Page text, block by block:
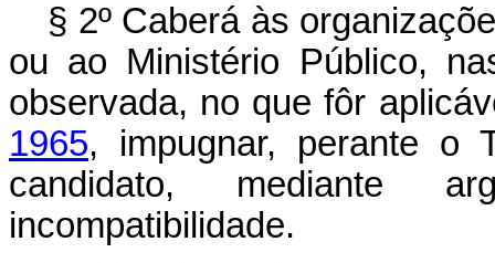
§ 2º Caberá às
ou ao Ministério Público,
observada, no que fôr
1965, impugnar, perante o
candidato, mediante
incompatibilidade.